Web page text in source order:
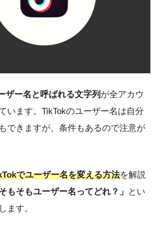
ザー名と呼ばれる文字列 が全アカウ
います。TikTokのユーザー名は自分
できますが、条件もあるので注意が
でユーザー名を変える方法を解説
そもそもユーザー名ってどれ？」 とい
ます。